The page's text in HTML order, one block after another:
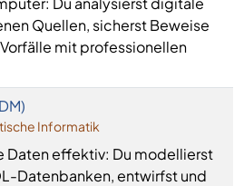
Quellen, sicherst Beweise
mit professionellen
Informatik
Daten effektiv: Du modellierst
Datenbanken, entwirfst und